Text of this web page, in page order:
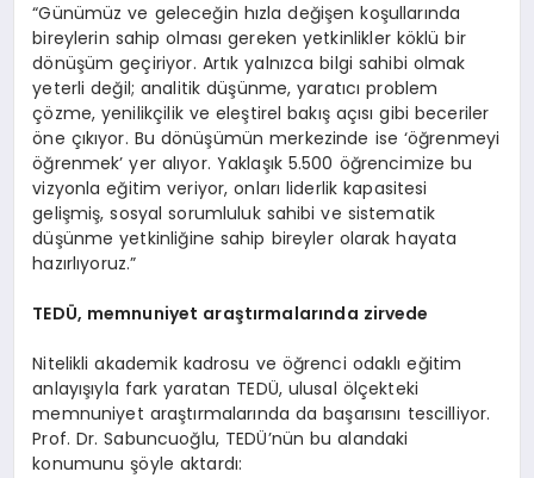
“Günümüz ve geleceğin hızla değişen koşullarında
bireylerin sahip olması gereken yetkinlikler köklü bir
dönüşüm geçiriyor. Artık yalnızca bilgi sahibi olmak
yeterli değil; analitik düşünme, yaratıcı problem
çözme, yenilikçilik ve eleştirel bakış açısı gibi beceriler
öne çıkıyor. Bu dönüşümün merkezinde ise ‘öğrenmeyi
öğrenmek’ yer alıyor. Yaklaşık 5.500 öğrencimize bu
vizyonla eğitim veriyor, onları liderlik kapasitesi
gelişmiş, sosyal sorumluluk sahibi ve sistematik
düşünme yetkinliğine sahip bireyler olarak hayata
hazırlıyoruz.”
TEDÜ, memnuniyet araştırmalarında zirvede
Nitelikli akademik kadrosu ve öğrenci odaklı eğitim
anlayışıyla fark yaratan TEDÜ, ulusal ölçekteki
memnuniyet araştırmalarında da başarısını tescilliyor.
Prof. Dr. Sabuncuoğlu, TEDÜ’nün bu alandaki
konumunu şöyle aktardı: